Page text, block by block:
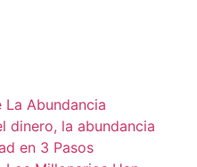
La Abundancia
dinero, la abundancia
en 3 Pasos